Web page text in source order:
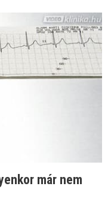
már nem